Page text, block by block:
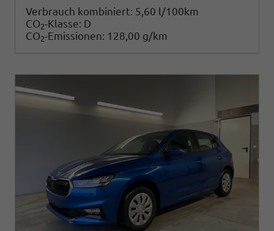
Verbrauch kombiniert: 5,60 l/100km
CO2-Klasse: D
CO2-Emissionen: 128,00 g/km